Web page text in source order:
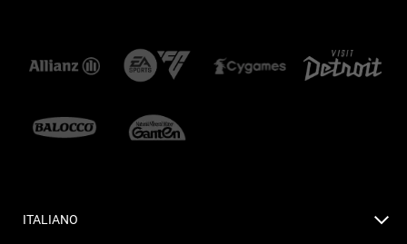
ITALIANO